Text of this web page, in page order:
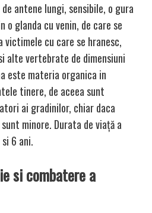
antene lungi, sensibile, o gura
o glanda cu venin, de care se
cu care se hranesc,
alte vertebrate de dimensiuni
este materia organica in
tinere, de aceea sunt
ai gradinilor, chiar daca
minore. Durata de viață a
6 ani.
si combatere a